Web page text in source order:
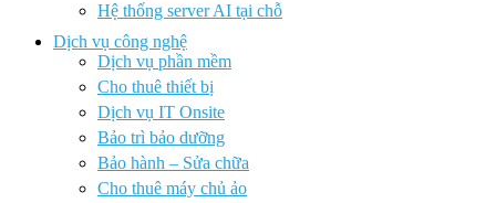
Hệ thống server AI tại chỗ
Dịch vụ công nghệ
Dịch vụ phần mềm
Cho thuê thiết bị
Dịch vụ IT Onsite
Bảo trì bảo dưỡng
Bảo hành – Sửa chữa
Cho thuê máy chủ ảo